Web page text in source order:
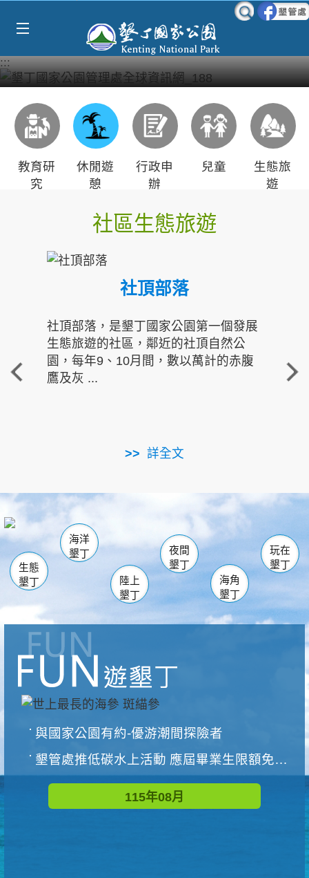
:::
教育研
究
休閒遊
憩
行政申
辦
兒童
生態旅
遊
社區生態旅遊
社頂部落
社頂部落，是墾丁國家公園第一個發展
生態旅遊的社區，鄰近的社頂自然公
園，每年9、10月間，數以萬計的赤腹
鷹及灰 ...
詳全文
重
走進
南仁湖
海生館
恆春 佳樂水
龍鑾潭自然中心 森林遊樂區
瓊麻館
關山 墾管處遊客中心
社頂公園 風吹沙
船帆石
白砂 龍磐公園
香蕉灣
砂島
鵝鑾鼻
生態
墾丁
海洋
墾丁
陸上
墾丁
夜間
墾丁
海角
墾丁
玩在
墾丁
與國家公園有約-優游潮間探險者
墾管處推低碳水上活動 應屆畢業生限額免費參加
115年08月